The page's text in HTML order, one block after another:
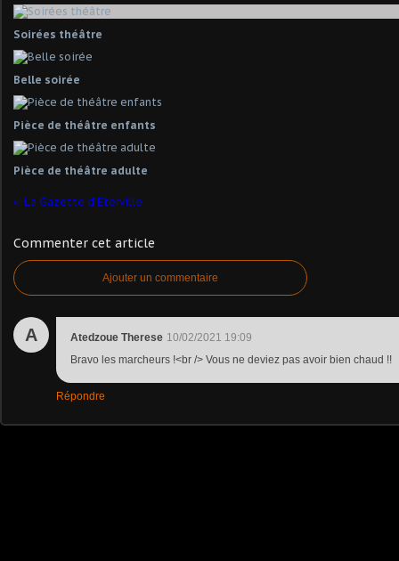
Soirées théâtre
Belle soirée
Pièce de théâtre enfants
Pièce de théâtre adulte
La Gazette d'Eterville
Commenter cet article
Ajouter un commentaire
A Atedzoue Therese 10/02/2021 19:09
Bravo les marcheurs !<br /> Vous ne deviez pas avoir bien chaud !!
Répondre